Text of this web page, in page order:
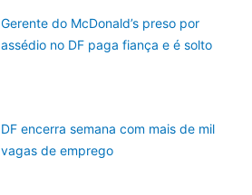
Gerente do McDonald’s preso por
assédio no DF paga fiança e é solto
DF encerra semana com mais de mil
vagas de emprego